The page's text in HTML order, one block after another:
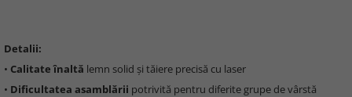
Detalii:
• Calitate înaltă lemn solid și tăiere precisă cu laser
• Dificultatea asamblării potrivită pentru diferite grupe de vârstă